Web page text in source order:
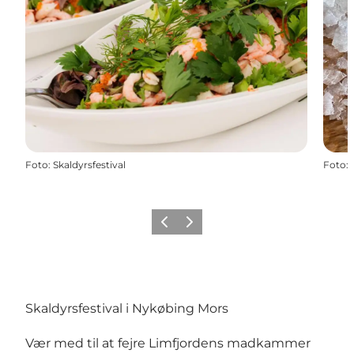
Foto: Skaldyrsfestival Foto:
Forrige billede
Næste billede
Skaldyrsfestival i Nykøbing Mors
Vær med til at fejre Limfjordens madkammer